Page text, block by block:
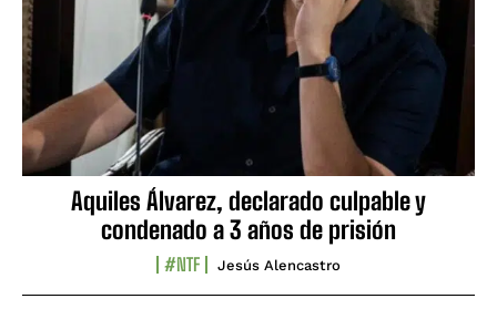
Aquiles Álvarez, declarado culpable y
condenado a 3 años de prisión
#NTF Jesús Alencastro